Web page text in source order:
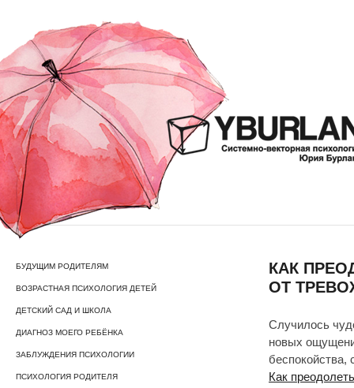
БУДУЩИМ РОДИТЕЛЯМ
ВОЗРАСТНАЯ ПСИХОЛОГИЯ ДЕТЕЙ
ДЕТСКИЙ САД И ШКОЛА
ДИАГНОЗ МОЕГО РЕБЁНКА
ЗАБЛУЖДЕНИЯ ПСИХОЛОГИИ
ПСИХОЛОГИЯ РОДИТЕЛЯ
КАК
ОТ
Случилось
новых
беспокойства,
Как